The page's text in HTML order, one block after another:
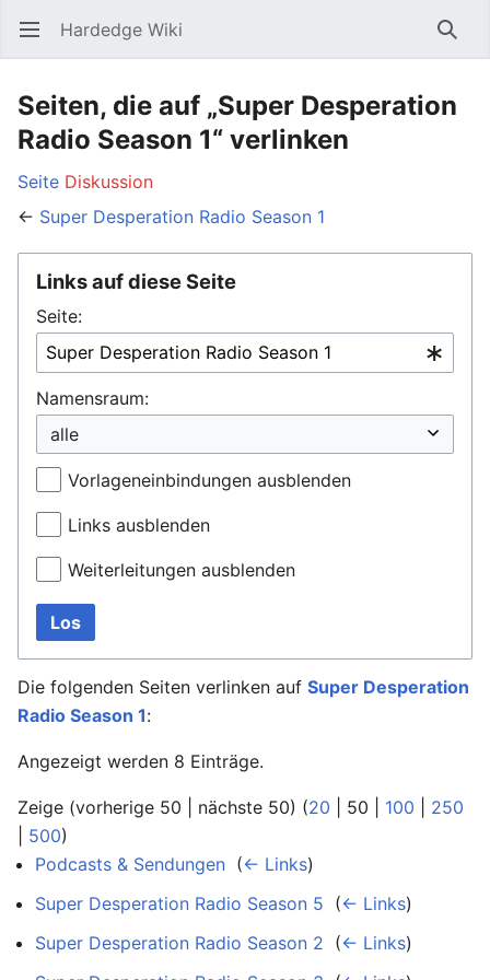
Hauptmenü öffnen Hardedge Wiki
Seiten, die auf „Super Desperation
Radio Season 1“ verlinken
Seite Diskussion
← Super Desperation Radio Season 1
Links auf diese Seite
Seite:
Namensraum:
Vorlageneinbindungen ausblenden
Links ausblenden
Weiterleitungen ausblenden
Los
Die folgenden Seiten verlinken auf Super Desperation
Radio Season 1:
Angezeigt werden 8 Einträge.
Zeige (vorherige 50 nächste 50) (20 50 100
250
500)
Podcasts & Sendungen (← Links)
Super Desperation Radio Season 5 (← Links)
Super Desperation Radio Season 2 (← Links)